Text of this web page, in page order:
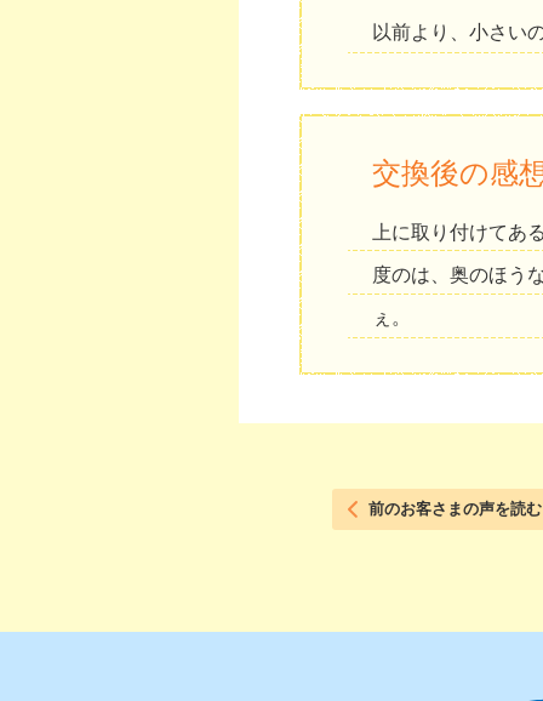
以前より、小さい
交換後の感
上に取り付けてあ
度のは、奥のほう
ぇ。
前のお客さまの声を読む